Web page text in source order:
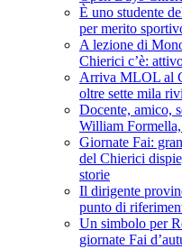
È uno studente
per merito
A lezione di
Chierici c’è:
Arriva MLOL al
oltre sette mila
Docente, amico,
William
Giornate Fai:
del Chierici
storie
Il dirigente
punto di
Un simbolo per
giornate Fai